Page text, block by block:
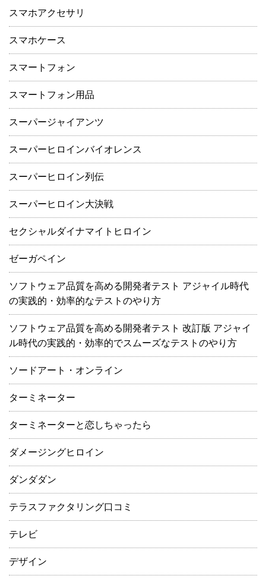
スマホアクセサリ
スマホケース
スマートフォン
スマートフォン用品
スーパージャイアンツ
スーパーヒロインバイオレンス
スーパーヒロイン列伝
スーパーヒロイン大決戦
セクシャルダイナマイトヒロイン
ゼーガペイン
ソフトウェア品質を高める開発者テスト アジャイル時代
の実践的・効率的なテストのやり方
ソフトウェア品質を高める開発者テスト 改訂版 アジャイ
ル時代の実践的・効率的でスムーズなテストのやり方
ソードアート・オンライン
ターミネーター
ターミネーターと恋しちゃったら
ダメージングヒロイン
ダンダダン
テラスファクタリング口コミ
テレビ
デザイン